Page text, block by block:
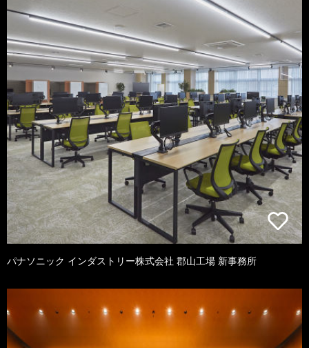
パナソニック インダストリー株式会社 郡山工場 新事務所